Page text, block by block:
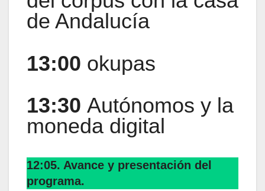
de Andalucía
13:00 okupas
13:30 Autónomos y la
moneda digital
12:05. Avance y presentación del
programa.